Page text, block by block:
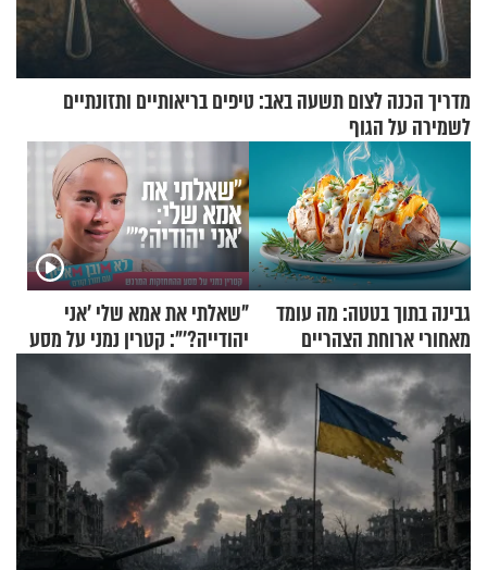
מדריך הכנה לצום תשעה באב: טיפים בריאותיים ותזונתיים
לשמירה על הגוף
גבינה בתוך בטטה: מה עומד
מאחורי ארוחת הצהריים
שכבשה את הרשת?
"שאלתי את אמא שלי 'אני
יהודייה?'": קטרין נמני על מסע
ההתחזקות המרגש